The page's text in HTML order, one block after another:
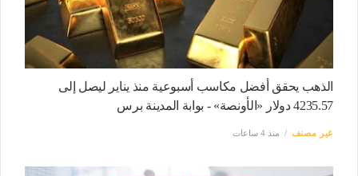
الذهب يحقق أفضل مكاسب أسبوعية منذ يناير ليصل إلى
4235.57 ​دولار «الأونصة» - بوابة المدينة برس
غير مصنف منذ 4 ساعات